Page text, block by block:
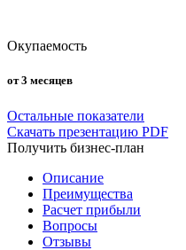
Окупаемость
от 3 месяцев
Остальные показатели
Скачать презентацию PDF
Получить бизнес-план
Описание
Преимущества
Расчет прибыли
Вопросы
Отзывы